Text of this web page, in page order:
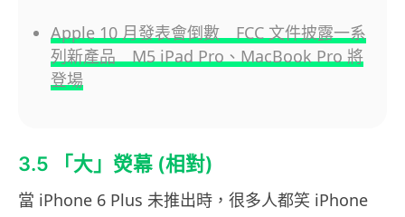
Apple 10 月發表會倒數 FCC 文件披露一系
列新產品 M5 iPad Pro、MacBook Pro 將
登場
3.5 「大」熒幕 (相對)
當 iPhone 6 Plus 未推出時，很多人都笑 iPhone